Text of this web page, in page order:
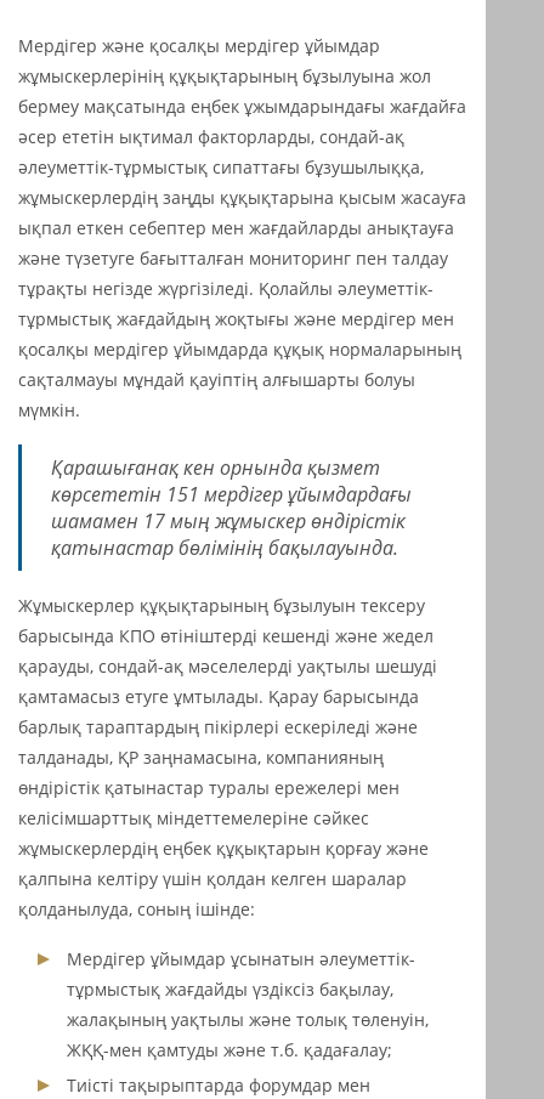
Мердігер және қосалқы мердігер ұйымдар
жұмыскерлерінің құқықтарының бұзылуына жол
бермеу мақсатында еңбек ұжымдарындағы жағдайға
әсер ететін ықтимал факторларды, сондай-ақ
әлеуметтік-тұрмыстық сипаттағы бұзушылыққа,
жұмыскерлердің заңды құқықтарына қысым жасауға
ықпал еткен себептер мен жағдайларды анықтауға
және түзетуге бағытталған мониторинг пен талдау
тұрақты негізде жүргізіледі. Қолайлы әлеуметтік-
тұрмыстық жағдайдың жоқтығы және мердігер мен
қосалқы мердігер ұйымдарда құқық нормаларының
сақталмауы мұндай қауіптің алғышарты болуы
мүмкін.
Қарашығанақ кен орнында қызмет
көрсететін 151 мердігер ұйымдардағы
шамамен 17 мың жұмыскер өндірістік
қатынастар бөлімінің бақылауында.
Жұмыскерлер құқықтарының бұзылуын тексеру
барысында КПО өтініштерді кешенді және жедел
қарауды, сондай-ақ мәселелерді уақтылы шешуді
қамтамасыз етуге ұмтылады. Қарау барысында
барлық тараптардың пікірлері ескеріледі және
талданады, ҚР заңнамасына, компанияның
өндірістік қатынастар туралы ережелері мен
келісімшарттық міндеттемелеріне сәйкес
жұмыскерлердің еңбек құқықтарын қорғау және
қалпына келтіру үшін қолдан келген шаралар
қолданылуда, соның ішінде:
Мердігер ұйымдар ұсынатын әлеуметтік-
тұрмыстық жағдайды үздіксіз бақылау,
жалақының уақтылы және толық төленуін,
ЖҚҚ-мен қамтуды және т.б. қадағалау;
Тиісті тақырыптарда форумдар мен